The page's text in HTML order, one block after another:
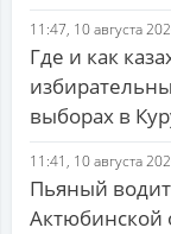
11:47, 10 августа
Где и как
выборах в
11:41, 10 августа
Пьяный
Актюбинской